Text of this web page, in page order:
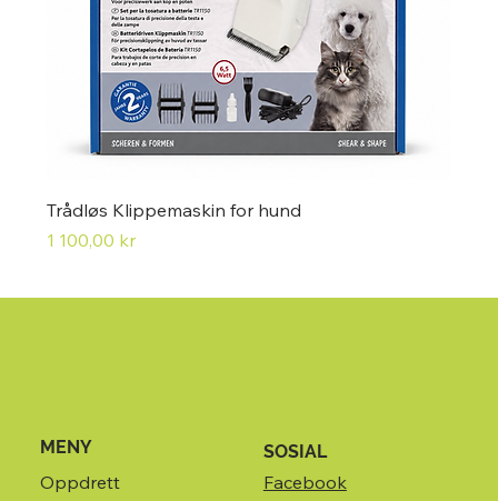
Trådløs Klippemaskin for hund
Pris
1 100,00 kr
MENY
Oppdrett
SOSIAL
Facebook